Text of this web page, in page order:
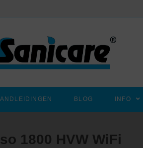
BLOG INFO
1800 HVW WiFi